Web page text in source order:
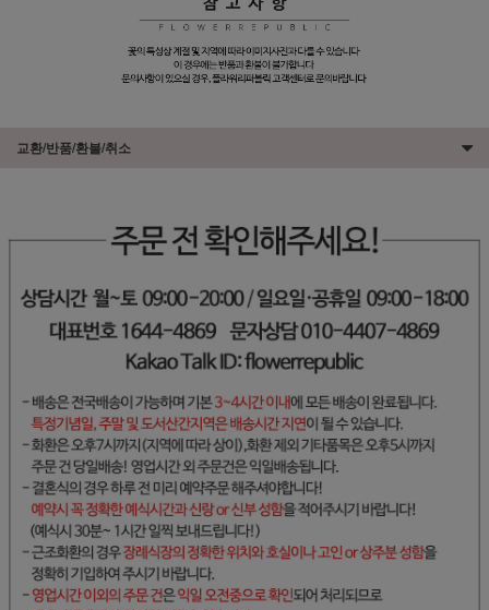
교환/반품/환불/취소